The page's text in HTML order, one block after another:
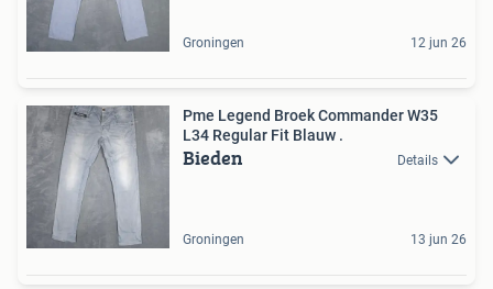
Groningen 12 jun 26
Pme Legend Broek Commander W35
L34 Regular Fit Blauw .
Bieden Details
Groningen 13 jun 26